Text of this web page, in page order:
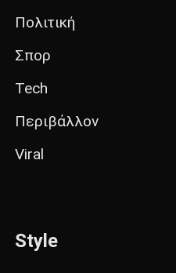
Πολιτική
Σπορ
Tech
Περιβάλλον
Viral
Style